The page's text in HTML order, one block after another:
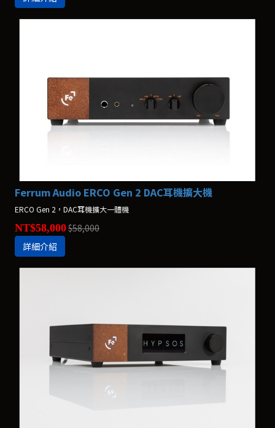
Ferrum Audio ERCO Gen 2 DAC耳機擴大機
ERCO Gen 2，DAC耳機擴大一體機
NT$58,000$58,000
詳細介紹